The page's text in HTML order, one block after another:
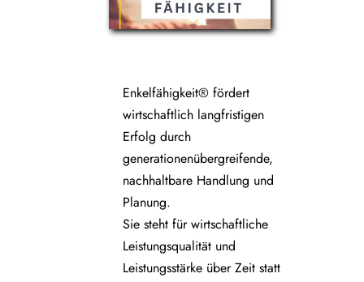
Enkelfähigkeit® fördert
wirtschaftlich langfristigen
Erfolg durch
generationenübergreifende,
nachhaltbare Handlung und
Planung.
Sie steht für wirtschaftliche
Leistungsqualität und
Leistungsstärke über Zeit statt